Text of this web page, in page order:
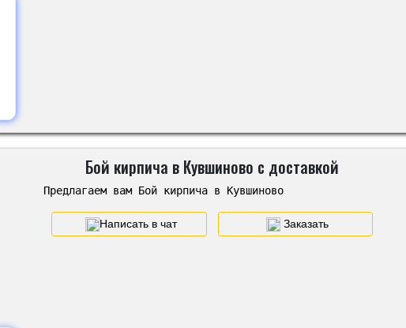
Бой кирпича в Кувшиново с доставкой
Предлагаем вам Бой кирпича в Кувшиново
Написать в чат Заказать